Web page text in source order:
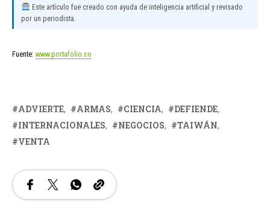
Este artículo fue creado con ayuda de inteligencia artificial y revisado
por un periodista.
Fuente: www.portafolio.co
ADVIERTE ARMAS CIENCIA
DEFIENDE
INTERNACIONALES
NEGOCIOS
TAIWÁN
VENTA